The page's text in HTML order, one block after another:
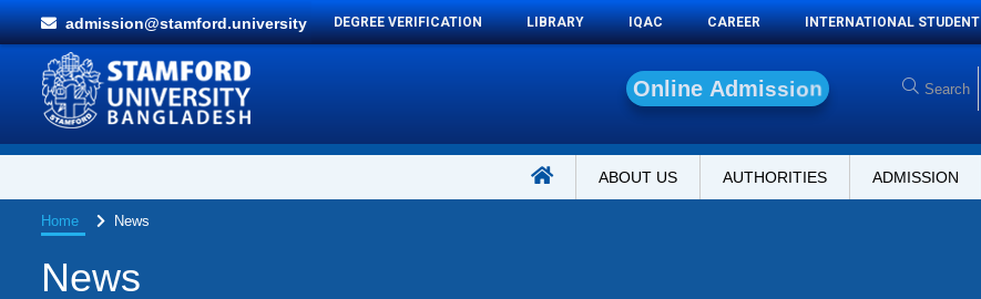
admission@stamford.university DEGREE VERIFICATION LIBRARY IQAC CAREER INTERNATIONAL STUDENT
On ine Ad mission
ABOUT US AUTHORITIES ADMISSION
Home News
News